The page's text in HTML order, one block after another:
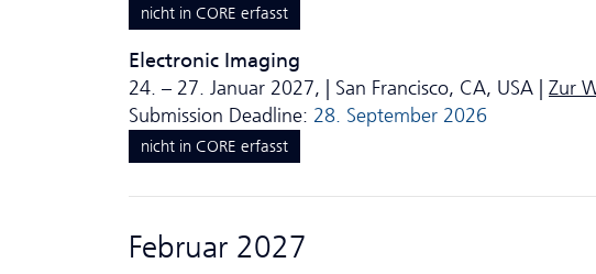
nicht in CORE erfasst
Electronic Imaging
24. – 27. Januar 2027, | San Francisco, CA, USA | Zur
Submission Deadline: 28. September 2026
nicht in CORE erfasst
Februar 2027